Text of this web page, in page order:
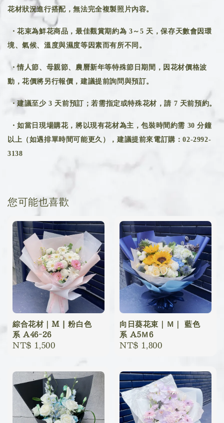
花材狀況進行搭配，無法完全複製照片內容。
・花束為鮮花商品，最佳觀賞期約為 3～5 天，保存天數會因環
境、氣候、溫度與濕度等因素而有所不同。
・情人節、母親節、農曆新年等特殊節日期間，因花材價格波
動，花價將另行報價，建議提前詢問與預訂。
・建議至少 3 天前預訂；若需指定或特殊花材，請 7 天前預約。
・如當日現場購花，將以現有花材為主，包裝時間約需 30 分鐘
以上（如遇排單時間可能更久），建議提前來電訂購：02-2992-
3138
您可能也喜歡
綜合花材｜M | 粉白色
系 A46-26
Regular
NT$ 1,500
向日葵花束｜Ｍ｜ 藍色
系 A5Ｍ6
Regular
NT$ 1,800